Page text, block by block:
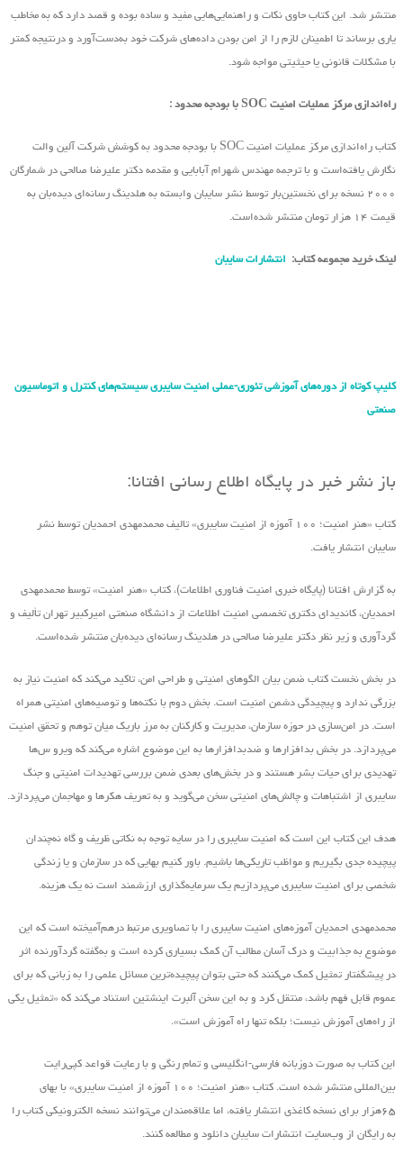
منتشر شد. این کتاب حاوی نکات و راهنمایی‌هایی مفید و ساده بوده و قصد دارد که به مخاطب
یاری برساند تا اطمینان لازم را از امن بودن داده‌های شرکت خود به‌دست‌آورد و درنتیجه کمتر
با مشکلات قانونی یا حیثیتی مواجه شود.
راه‌اندازی مرکز عملیات امنیت SOC با بودجه محدود :
کتاب راه‌اندازی مرکز عملیات امنیت SOC با بودجه محدود به کوشش شرکت آلین والت
نگارش یافته‌است و با ترجمه مهندس شهرام آبابایی و مقدمه دکتر علیرضا صالحی در شمارگان
۲۰۰۰ نسخه برای نخستین‌بار توسط نشر سایبان وابسته به هلدینگ رسانه‌ای دیده‌بان به
قیمت ۱۴ هزار تومان منتشر شده‌است.
لینک خرید مجموعه کتاب: انتشارات سایبان
کلیپ کوتاه از دوره‌های آموزشی تئوری-عملی امنیت سایبری سیستم‌های کنترل و اتوماسیون
صنعتی
باز نشر خبر در پایگاه اطلاع رسانی افتانا:
کتاب «هنر امنیت؛ ۱۰۰ آموزه از امنیت سایبری» تالیف محمدمهدی احمدیان توسط نشر
سایبان انتشار یافت.
به گزارش افتانا (پایگاه خبری امنیت فناوری اطلاعات)، کتاب «هنر امنیت» توسط محمدمهدی
احمدیان، کاندیدای دکتری تخصصی امنیت اطلاعات از دانشگاه صنعتی امیرکبیر تهران تألیف و
گردآوری و زیر نظر دکتر علیرضا صالحی در هلدینگ رسانه‌ای دیده‌بان منتشر شده‌است.
در بخش نخست کتاب ضمن بیان الگوهای امنیتی و طراحی امن، تاکید می‌کند که امنیت نیاز به
بزرگی ندارد و پیچیدگی دشمن امنیت است. بخش دوم با نکته‌ها و توصیه‌های امنیتی همراه
است. در امن‌سازی در حوزه‌ سازمان، مدیریت و کارکنان به مرز باریک میان توهم و تحقق امنیت
می‌پردازد. در بخش بدافزارها و ضدبدافزارها به این موضوع اشاره می‌کند که ویرو س‌ها
تهدیدی برای حیات بشر هستند و در بخش‌های بعدی ضمن بررسی تهدیدات امنیتی و جنگ
سایبری از اشتباهات و چالش‌های امنیتی سخن می‌گوید و به تعریف هکرها و مهاجمان می‌پردازد.
هدف این کتاب این است که امنیت سایبری را در سایه توجه به نکاتی ظریف و گاه نه‌چندان
پیچیده جدی بگیریم و مواظب تاریکی‌ها باشیم. باور کنیم بهایی که در سازمان و یا زندگی
شخصی برای امنیت سایبری می‌پردازیم یک سرمایه‌گذاری ارزشمند است نه یک هزینه.
محمدمهدی احمدیان آموزه‌های امنیت سایبری را با تصاویری مرتبط درهم‌آمیخته است که این
موضوع به جذابیت و درک آسان مطالب آن کمک بسیاری کرده است و به‌گفته گردآورنده اثر
در پیشگفتار تمثیل کمک می‌کنند که حتی بتوان پیچیده‌ترین مسائل علمی را به زبانی که برای
عموم قابل فهم باشد، منتقل کرد و به این سخن آلبرت اینشتین استناد می‌کند که «تمثیل یکی
از راه‌های آموزش نیست؛ بلکه تنها راه آموزش است».
این کتاب به صورت دوزبانه فارسی-انگلیسی و تمام رنگی و با رعایت قواعد کپی‌رایت
بین‌المللی منتشر شده است. کتاب «هنر امنیت؛ ۱۰۰ آموزه از امنیت سایبری» با بهای
۶۵هزار برای نسخه کاغذی انتشار یافته‌، اما علاقه‌مندان می‌توانند نسخه الکترونیکی کتاب را
به رایگان از وب‌سایت انتشارات سایبان دانلود و مطالعه کنند.